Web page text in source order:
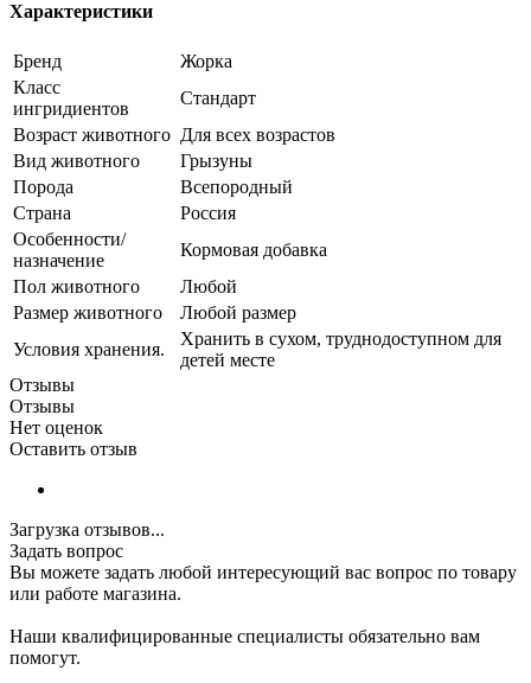
Характеристики
Бренд
Жорка
Класс
ингридиентов
Стандарт
Возраст животного Для всех возрастов
Вид животного
Грызуны
Порода
Всепородный
Страна
Россия
Особенности/
назначение
Кормовая добавка
Пол животного
Любой
Размер животного
Любой размер
Условия хранения.
Хранить в сухом, труднодоступном для
детей месте
Отзывы
Отзывы
Нет оценок
Оставить отзыв
Загрузка отзывов...
Задать вопрос
Вы можете задать любой интересующий вас вопрос по товару
или работе магазина.
Наши квалифицированные специалисты обязательно вам
помогут.